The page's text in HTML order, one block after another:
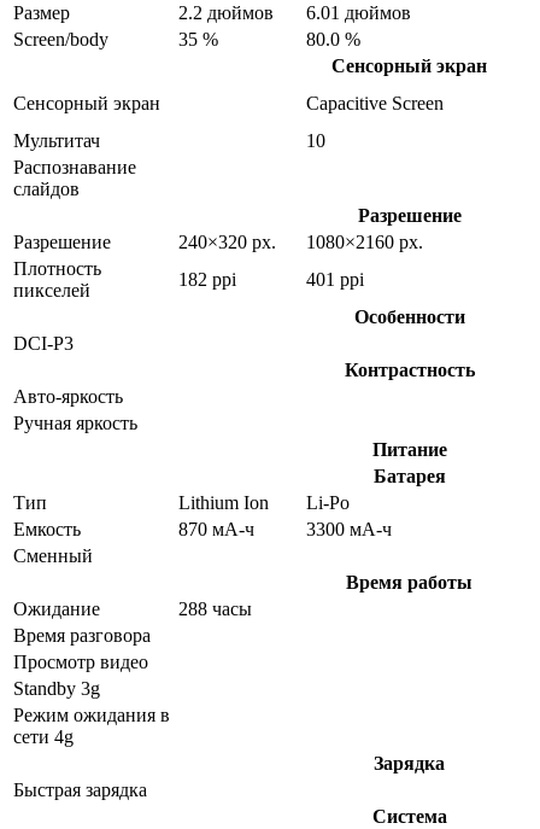
Размер 2.2 дюймов
6.01 дюймов
Screen/body
35 %
80.0 %
Сенсорный экран
Сенсорный экран
Capacitive Screen
Мультитач
10
Распознавание
слайдов
Разрешение
Разрешение
240×320 px.
1080×2160 px.
Плотность
пикселей
182 ppi
401 ppi
Особенности
DCI-P3
Контрастность
Авто-яркость
Ручная яркость
Питание
Батарея
Тип
Lithium Ion
Li-Po
Емкость
870 мА-ч
3300 мА-ч
Сменный
Время работы
Ожидание
288 часы
Время разговора
Просмотр видео
Standby 3g
Режим ожидания в
сети 4g
Зарядка
Быстрая зарядка
Система